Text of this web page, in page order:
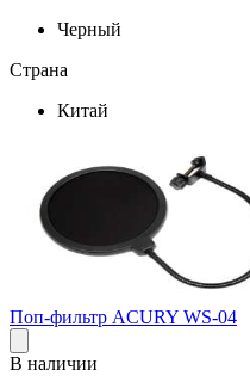
Черный
Страна
Китай
Поп-фильтр ACURY WS-04
В наличии